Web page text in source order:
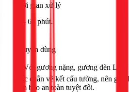
Thời gian xử lý
30 - 60 phút.
Khuyên dùng
🟢 Với gương nặng, gương đèn
chắc chắn về kết cấu tường, nên gọi
đảm bảo an toàn tuyệt đối.